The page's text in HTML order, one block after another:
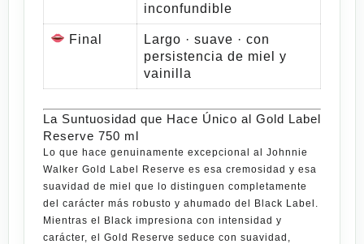
inconfundible
Final
Largo · suave · con
persistencia de miel y
vainilla
La Suntuosidad que Hace Único al Gold Label
Reserve 750 ml
Lo que hace genuinamente excepcional al Johnnie
Walker Gold Label Reserve es esa cremosidad y esa
suavidad de miel que lo distinguen completamente
del carácter más robusto y ahumado del Black Label
Mientras el Black impresiona con intensidad y
carácter, el Gold Reserve seduce con suavidad,